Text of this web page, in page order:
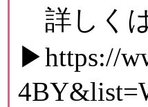
詳しく
▶https://